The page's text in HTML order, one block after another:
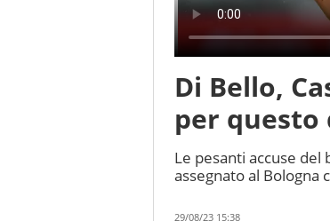
Di Bello,
per questo
Le pesanti accuse
assegnato al Bologna
29/08/23 15:38